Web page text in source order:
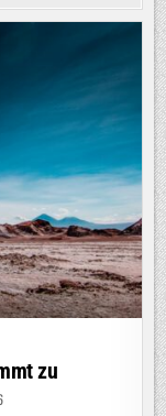
zu